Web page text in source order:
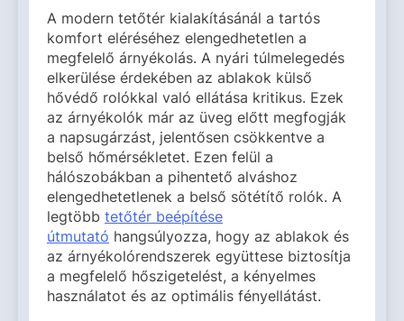
A modern tetőtér kialakításánál a tartós
komfort eléréséhez elengedhetetlen a
megfelelő árnyékolás. A nyári túlmelegedés
elkerülése érdekében az ablakok külső
hővédő rolókkal való ellátása kritikus. Ezek
az árnyékolók már az üveg előtt megfogják
a napsugárzást, jelentősen csökkentve a
belső hőmérsékletet. Ezen felül a
hálószobákban a pihentető alváshoz
elengedhetetlenek a belső sötétítő rolók. A
legtöbb tetőtér beépítése
útmutató hangsúlyozza, hogy az ablakok és
az árnyékolórendszerek együttese biztosítja
a megfelelő hőszigetelést, a kényelmes
használatot és az optimális fényellátást.